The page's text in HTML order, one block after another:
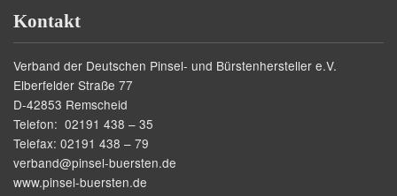
Kontakt
Verband der Deutschen Pinsel- und Bürstenhersteller e.V.
Elberfelder Straße 77
D-42853 Remscheid
Telefon: 02191 438 – 35
Telefax: 02191 438 – 79
verband@pinsel-buersten.de
www.pinsel-buersten.de